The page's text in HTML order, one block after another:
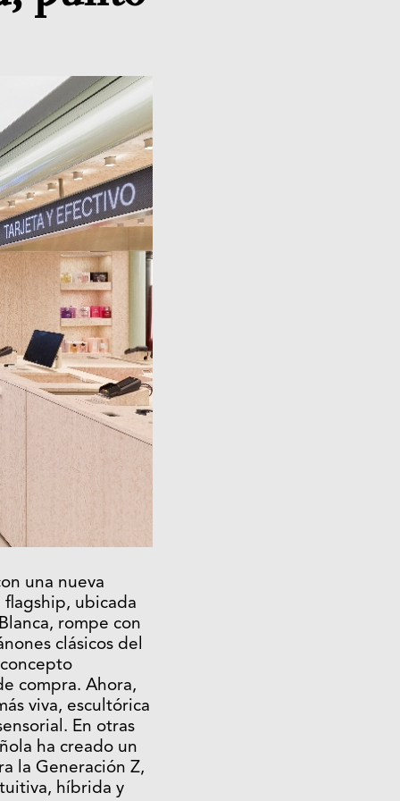
una nueva
flagship, ubicada
rompe con
clásicos del
compra. Ahora,
viva, escultórica
En otras
ha creado un
la Generación Z,
híbrida y